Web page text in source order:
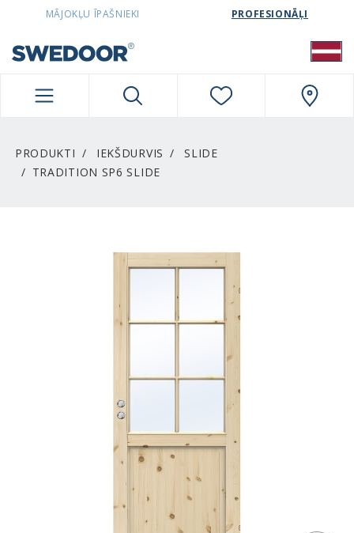
SWEDOORLATVIA NAVIGATION
MĀJOKĻU ĪPAŠNIEKI PROFESIONĀĻI
PRODUKTI IEKŠDURVIS
SLIDE
TRADITION SP6 SLIDE